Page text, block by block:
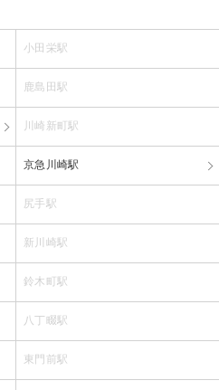
小田栄駅
鹿島田駅
川崎新町駅
京急川崎駅
尻手駅
新川崎駅
鈴木町駅
八丁畷駅
東門前駅